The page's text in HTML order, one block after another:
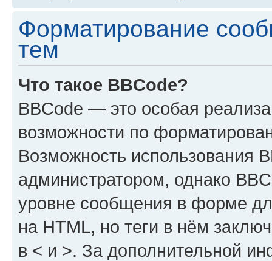
Форматирование
тем
Что такое BBCode?
BBCode — это особая
возможности по
Возможность использования
администратором, однако
уровне сообщения в форме
на HTML, но теги в нём
в < и >. За дополнительной